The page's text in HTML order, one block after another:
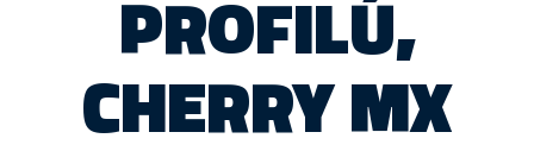
PROFILÚ,
CHERRY MX